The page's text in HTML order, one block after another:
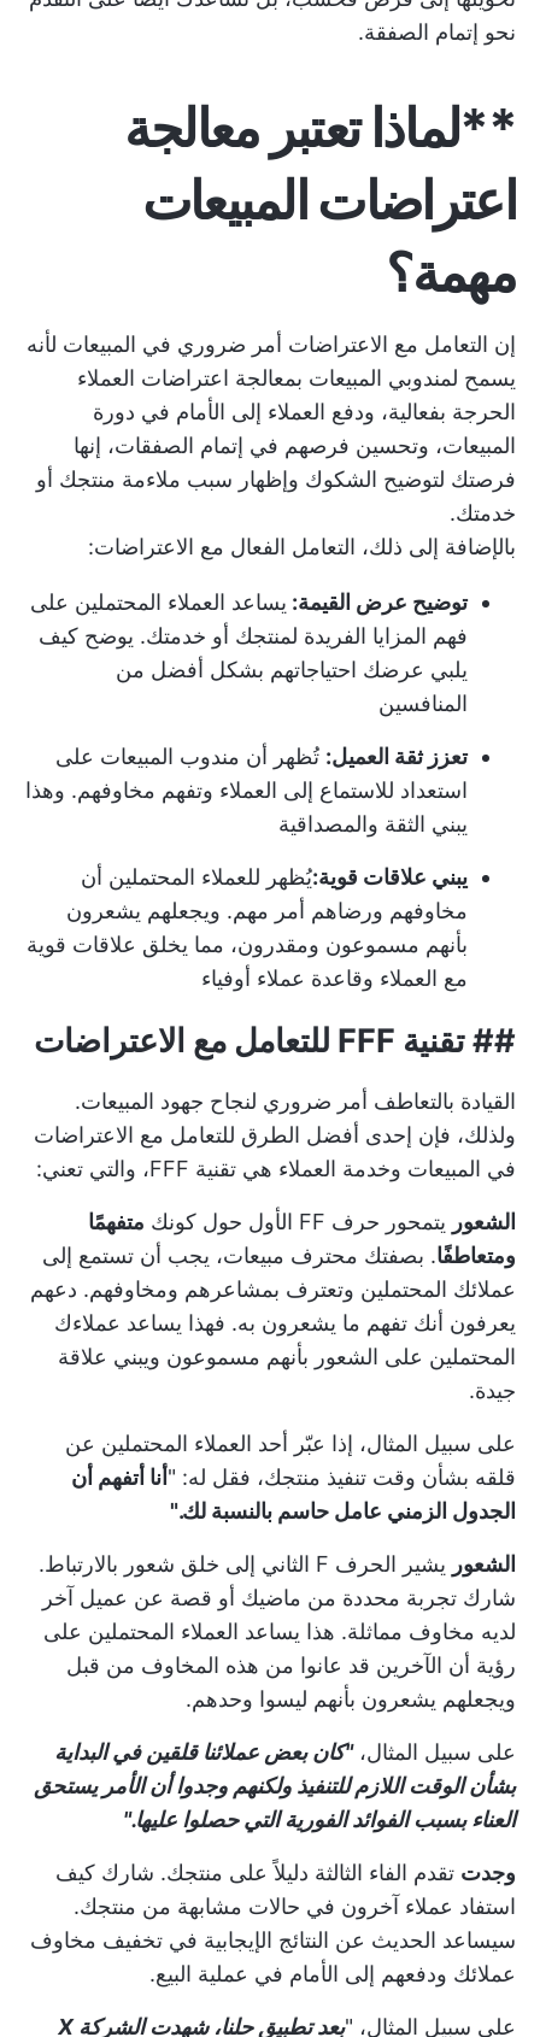
نحو إتمام الصفقة.
**لماذا تعتبر معالجة
اعتراضات المبيعات
مهمة؟
إن التعامل مع الاعتراضات أمر ضروري في المبيعات لأنه
يسمح لمندوبي المبيعات بمعالجة اعتراضات العملاء
الحرجة بفعالية، ودفع العملاء إلى الأمام في دورة
المبيعات، وتحسين فرصهم في إتمام الصفقات، إنها
فرصتك لتوضيح الشكوك وإظهار سبب ملاءمة منتجك أو
خدمتك.
بالإضافة إلى ذلك، التعامل الفعال مع الاعتراضات:
توضيح عرض القيمة: يساعد العملاء المحتملين على
فهم المزايا الفريدة لمنتجك أو خدمتك. يوضح كيف
يلبي عرضك احتياجاتهم بشكل أفضل من
المنافسين
تعزز ثقة العميل: تُظهر أن مندوب المبيعات على
استعداد للاستماع إلى العملاء وتفهم مخاوفهم. وهذا
يبني الثقة والمصداقية
يبني علاقات قوية:يُظهر للعملاء المحتملين أن
مخاوفهم ورضاهم أمر مهم. ويجعلهم يشعرون
بأنهم مسموعون ومقدرون، مما يخلق علاقات قوية
مع العملاء وقاعدة عملاء أوفياء
##تقنية FFF للتعامل مع الاعتراضات
القيادة بالتعاطف أمر ضروري لنجاح جهود المبيعات.
ولذلك، فإن إحدى أفضل الطرق للتعامل مع الاعتراضات
في المبيعات وخدمة العملاء هي تقنية FFF، والتي تعني:
الشعور يتمحور حرف FF الأول حول كونك
متفهمًا
ومتعاطفًا. بصفتك محترف مبيعات، يجب أن تستمع إلى
عملائك المحتملين وتعترف بمشاعرهم ومخاوفهم. دعهم
يعرفون أنك تفهم ما يشعرون به. فهذا يساعد عملاءك
المحتملين على الشعور بأنهم مسموعون ويبني علاقة
جيدة.
على سبيل المثال، إذا عبّر أحد العملاء المحتملين عن
قلقه بشأن وقت تنفيذ منتجك، فقل له: "أنا أتفهم أن
الجدول الزمني عامل حاسم بالنسبة لك."
الشعور
يشير الحرف F الثاني إلى خلق شعور بالارتباط.
شارك تجربة محددة من ماضيك أو قصة عن عميل آخر
لديه مخاوف مماثلة. هذا يساعد العملاء المحتملين على
رؤية أن الآخرين قد عانوا من هذه المخاوف من قبل
ويجعلهم يشعرون بأنهم ليسوا وحدهم.
على سبيل المثال،"كان بعض عملائنا قلقين في البداية
بشأن الوقت اللازم للتنفيذ ولكنهم وجدوا أن الأمر يستحق
العناء بسبب الفوائد الفورية التي حصلوا عليها."
وجدت تقدم الفاء الثالثة دليلاً على منتجك. شارك كيف
استفاد عملاء آخرون في حالات مشابهة من منتجك.
سيساعد الحديث عن النتائج الإيجابية في تخفيف مخاوف
عملائك ودفعهم إلى الأمام في عملية البيع.
على سبيل المثال، " بعد تطبيق حلنا، شهدت الشركة X